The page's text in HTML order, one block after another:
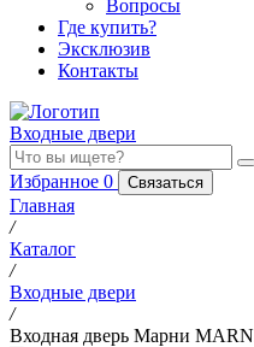
Вопросы
Где купить?
Эксклюзив
Контакты
Входные двери
Избранное 0 Связаться
Главная
/
Каталог
/
Входные двери
/
Входная дверь Марни